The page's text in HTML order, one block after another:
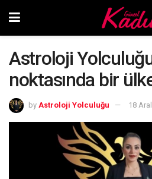
Astroloji
noktasında bir
by Astroloji Yolculuğu 18